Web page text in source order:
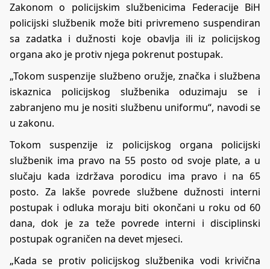
Zakonom o policijskim službenicima Federacije BiH
policijski službenik može biti privremeno suspendiran
sa zadatka i dužnosti koje obavlja ili iz policijskog
organa ako je protiv njega pokrenut postupak.
„Tokom suspenzije službeno oružje, značka i službena
iskaznica policijskog službenika oduzimaju se i
zabranjeno mu je nositi službenu uniformu“, navodi se
u zakonu.
Tokom suspenzije iz policijskog organa policijski
službenik ima pravo na 55 posto od svoje plate, a u
slučaju kada izdržava porodicu ima pravo i na 65
posto. Za lakše povrede službene dužnosti interni
postupak i odluka moraju biti okončani u roku od 60
dana, dok je za teže povrede interni i disciplinski
postupak ograničen na devet mjeseci.
„Kada se protiv policijskog službenika vodi krivična